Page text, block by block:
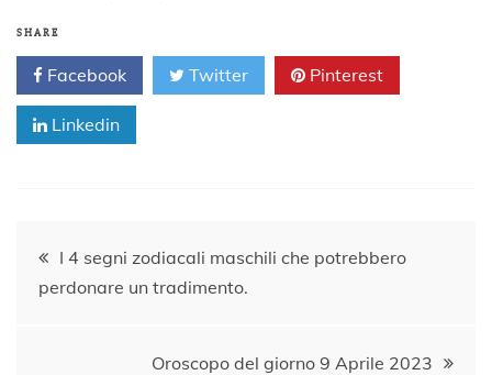
SHARE
Facebook Twitter Pinterest
Linkedin
Navigazione
articoli
I 4 segni zodiacali maschili che potrebbero
perdonare un tradimento.
Oroscopo del giorno 9 Aprile 2023